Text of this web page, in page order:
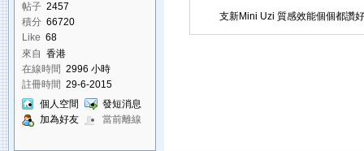
帖子 2457
積分 66720
Like 68
來自 香港
在線時間 2996 小時
註冊時間 29-6-2015
個人空間
發短消息
加為好友
當前離線
支新Mini Uzi 質感效能個個都讚